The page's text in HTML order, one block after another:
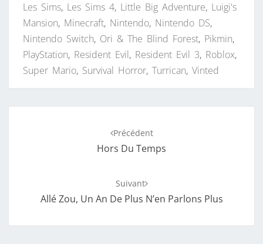
Les Sims, Les Sims 4, Little Big Adventure, Luigi's
Mansion, Minecraft, Nintendo, Nintendo DS,
Nintendo Switch, Ori & The Blind Forest, Pikmin,
PlayStation, Resident Evil, Resident Evil 3, Roblox,
Super Mario, Survival Horror, Turrican, Vinted
Précédent
Hors Du Temps
Suivant
Allé Zou, Un An De Plus N’en Parlons Plus